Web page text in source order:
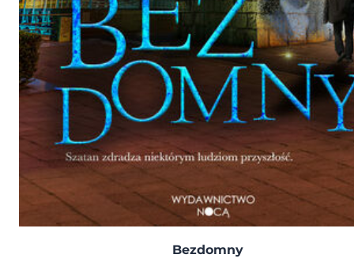
Bezdomny